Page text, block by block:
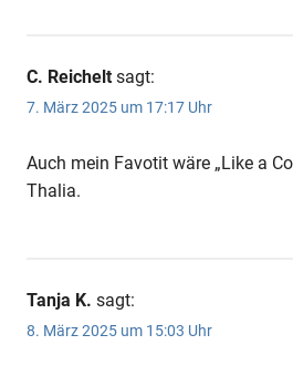
C. Reichelt sagt:
7. März 2025 um 17:17 Uhr
Auch mein Favotit wäre „Like a
Thalia.
Tanja K. sagt:
8. März 2025 um 15:03 Uhr